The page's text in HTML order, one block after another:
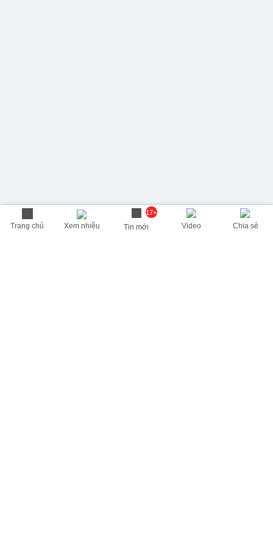
Trang chủ Xem nhiều
17+
Tin mới Video Chia sẻ